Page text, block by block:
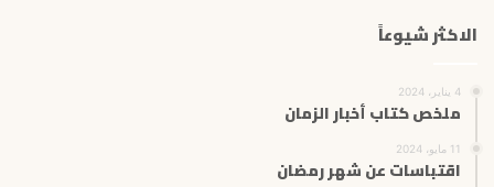
الاكثر شيوعاً
4 يناير، 2024
ملخص كتاب أخبار الزمان
11 مايو، 2024
اقتباسات عن شهر رمضان